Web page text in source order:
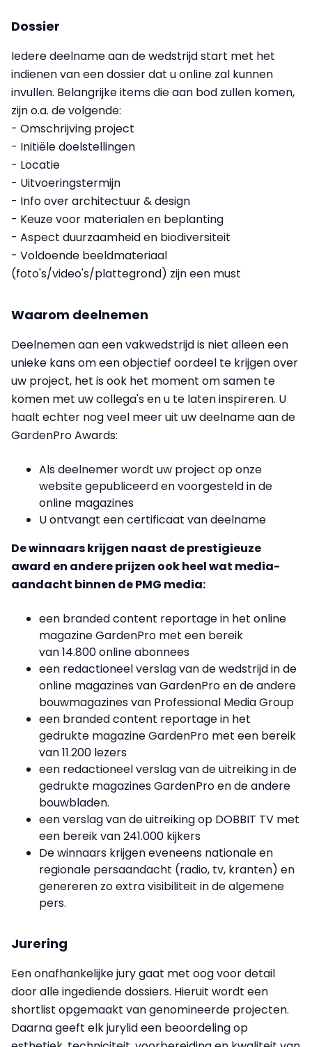
Dossier
Iedere deelname aan de wedstrijd start met het
indienen van een dossier dat u online zal kunnen
invullen. Belangrijke items die aan bod zullen komen,
zijn o.a. de volgende:
- Omschrijving project
- Initiële doelstellingen
- Locatie
- Uitvoeringstermijn
- Info over architectuur & design
- Keuze voor materialen en beplanting
- Aspect duurzaamheid en biodiversiteit
- Voldoende beeldmateriaal
(foto's/video's/plattegrond) zijn een must
Waarom deelnemen
Deelnemen aan een vakwedstrijd is niet alleen een
unieke kans om een objectief oordeel te krijgen over
uw project, het is ook het moment om samen te
komen met uw collega's en u te laten inspireren. U
haalt echter nog veel meer uit uw deelname aan de
GardenPro Awards:
Als deelnemer wordt uw project op onze
website gepubliceerd en voorgesteld in de
online magazines
U ontvangt een certificaat van deelname
De winnaars krijgen naast de prestigieuze
award en andere prijzen ook heel wat media-
aandacht binnen de PMG media:
een branded content reportage in het online
magazine GardenPro met een bereik
van 14.800 online abonnees
een redactioneel verslag van de wedstrijd in de
online magazines van GardenPro en de andere
bouwmagazines van Professional Media Group
een branded content reportage in het
gedrukte magazine GardenPro met een bereik
van 11.200 lezers
een redactioneel verslag van de uitreiking in de
gedrukte magazines GardenPro en de andere
bouwbladen.
een verslag van de uitreiking op DOBBIT TV met
een bereik van 241.000 kijkers
De winnaars krijgen eveneens nationale en
regionale persaandacht (radio, tv, kranten) en
genereren zo extra visibiliteit in de algemene
pers.
Jurering
Een onafhankelijke jury gaat met oog voor detail
door alle ingediende dossiers. Hieruit wordt een
shortlist opgemaakt van genomineerde projecten.
Daarna geeft elk jurylid een beoordeling op